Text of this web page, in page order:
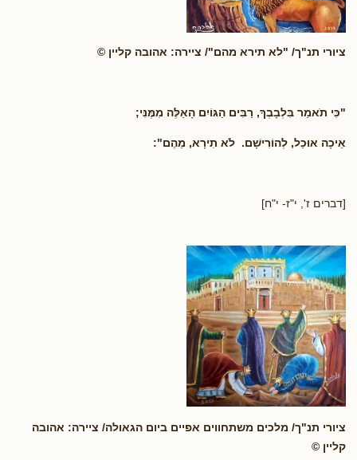
ציורי תנ"ך/ "לא תירא מהם"/ ציירה: אהובה קליין ©
"כִּי תֹאמַר בִּלְבָבְךָ, רַבִּים הַגּוֹיִם הָאֵלֶּה מִמֶּנִּי;
אֵיכָה אוּכַל, לְהוֹרִישָׁם. לֹא תִירָא, מֵהֶם":
[דברים ז', י"ז- י"ח]
ציורי תנ"ך/ מלכים משתחווים אפיים ביום הגאולה/ ציירה: אהובה
קליין ©